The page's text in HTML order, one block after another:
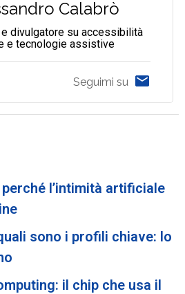
Calabrò
divulgatore su accessibilità
e tecnologie assistive
Seguimi su
l’intimità artificiale
sono i profili chiave: lo
il chip che usa il